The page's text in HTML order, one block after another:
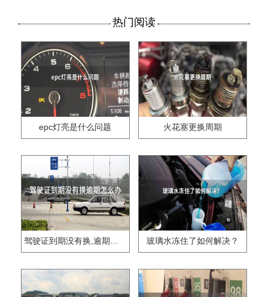
热门阅读
epc灯亮是什么问题 火花塞更换周期
驾驶证到期没有换,逾期怎么办?? 玻璃水冻住了如何解决？